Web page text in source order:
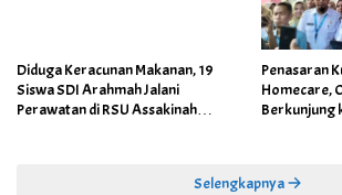
Diduga Keracunan Makanan, 19
Siswa SDI Arahmah Jalani
Perawatan di RSU Assakinah
Penasaran
Homecare,
Berkunjung
Selengkapnya